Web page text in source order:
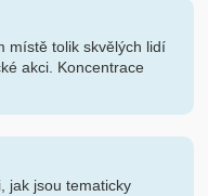
místě tolik skvělých lidí
akci. Koncentrace
jak jsou tematicky